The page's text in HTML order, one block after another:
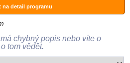
na detail programu
chybný popis nebo víte o
tom vědět.